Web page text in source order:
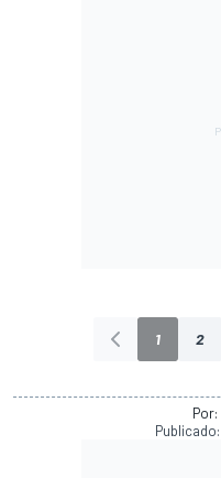
1 2
Por:
Publicado: